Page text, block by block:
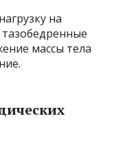
на
массы тела